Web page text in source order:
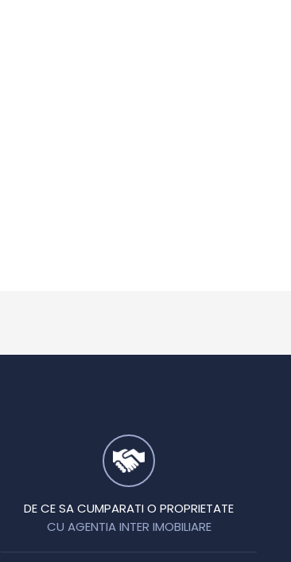
DE CE SA CUMPARATI O PROPRIETATE
CU AGENTIA INTER IMOBILIARE